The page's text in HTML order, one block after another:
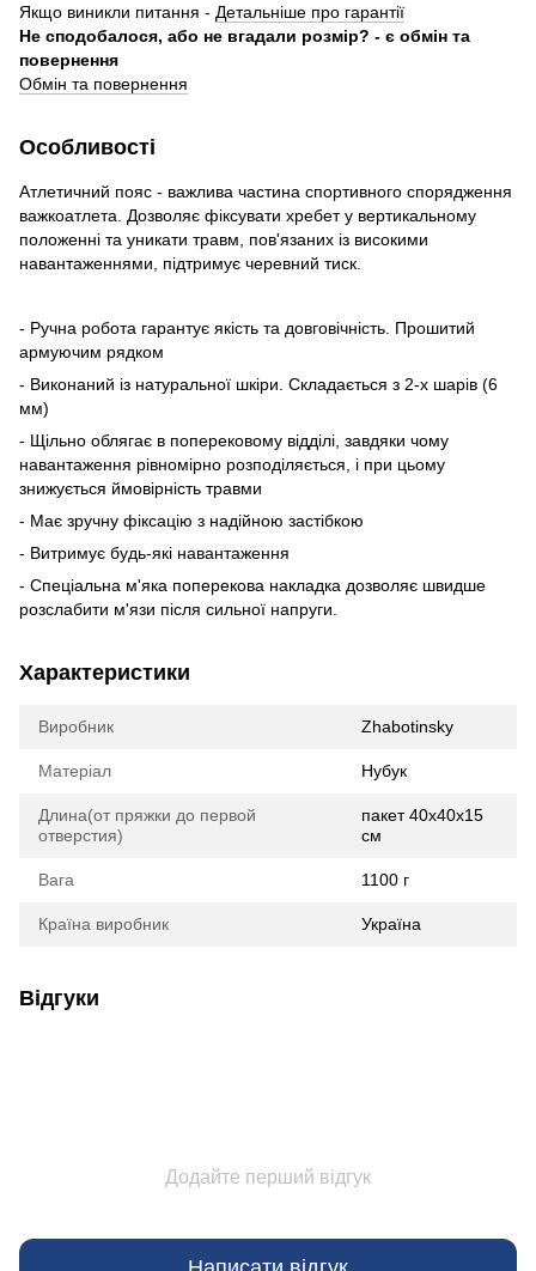
Якщо виникли питання - Детальніше про гарантії
Не сподобалося, або не вгадали розмір? - є обмін та
повернення
Обмін та повернення
Особливості
Атлетичний пояс - важлива частина спортивного спорядження
важкоатлета. Дозволяє фіксувати хребет у вертикальному
положенні та уникати травм, пов'язаних із високими
навантаженнями, підтримує черевний тиск.
- Ручна робота гарантує якість та довговічність. Прошитий
армуючим рядком
- Виконаний із натуральної шкіри. Складається з 2-х шарів (6
мм)
- Щільно облягає в поперековому відділі, завдяки чому
навантаження рівномірно розподіляється, і при цьому
знижується ймовірність травми
- Має зручну фіксацію з надійною застібкою
- Витримує будь-які навантаження
- Спеціальна м'яка поперекова накладка дозволяє швидше
розслабити м'язи після сильної напруги.
Характеристики
Виробник Zhabotinsky
Матеріал Нубук
Длина(от пряжки до первой
отверстия)
пакет 40х40х15
см
Вага 1100 г
Країна виробник Україна
Відгуки
Додайте перший відгук